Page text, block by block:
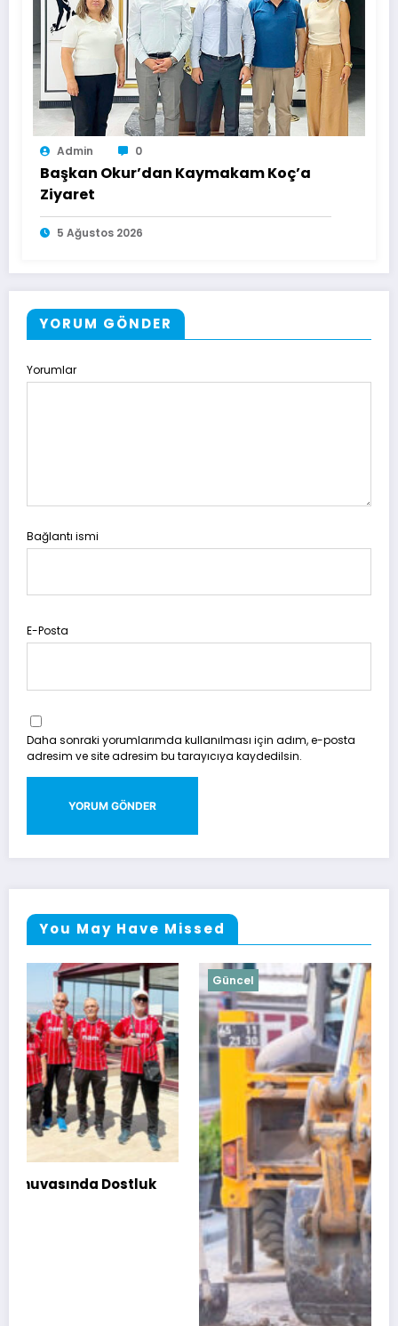
Admin 0
Başkan Okur’dan Kaymakam Koç’a
Ziyaret
5 Ağustos 2026
YORUM GÖNDER
Yorumlar
Bağlantı ismi
E-Posta
Daha sonraki yorumlarımda kullanılması için adım, e-posta
adresim ve site adresim bu tarayıcıya kaydedilsin.
You May Have Missed
Güncel